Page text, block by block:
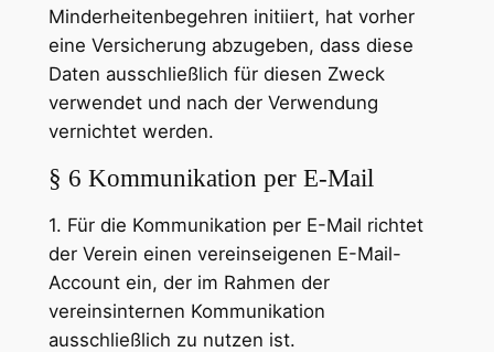
Minderheitenbegehren initiiert, hat vorher
eine Versicherung abzugeben, dass diese
Daten ausschließlich für diesen Zweck
verwendet und nach der Verwendung
vernichtet werden.
§ 6 Kommunikation per E-Mail
1. Für die Kommunikation per E-Mail richtet
der Verein einen vereinseigenen E-Mail-
Account ein, der im Rahmen der
vereinsinternen Kommunikation
ausschließlich zu nutzen ist.